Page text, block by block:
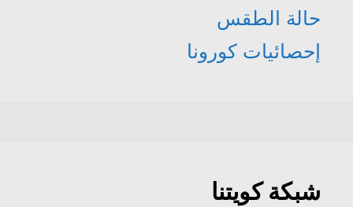
حالة الطقس
إحصائيات كورونا
شبكة كويتنا